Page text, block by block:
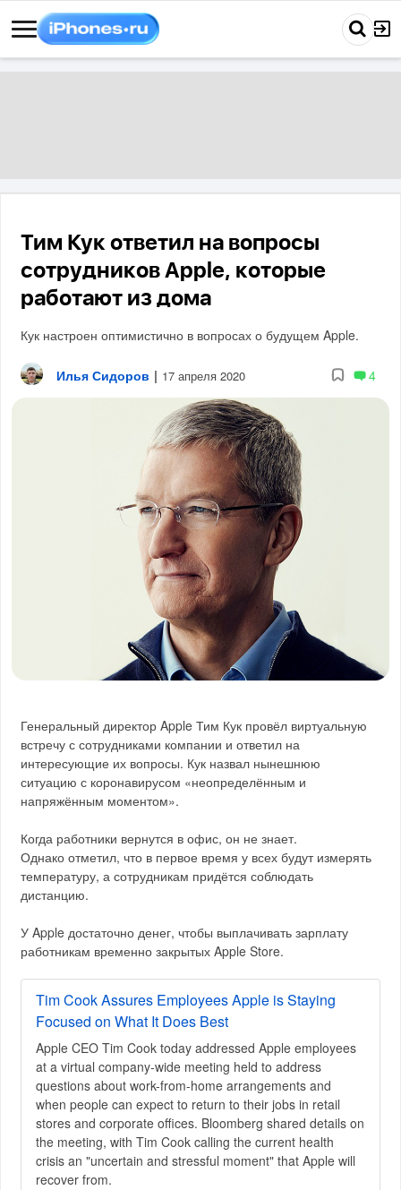
Тим Кук ответил на вопросы
сотрудников Apple, которые
работают из дома
Кук настроен оптимистично в вопросах о будущем Apple.
Илья Сидоров | 17 апреля 2020 4
Генеральный директор Apple Тим Кук провёл виртуальную
встречу с сотрудниками компании и ответил на
интересующие их вопросы. Кук назвал нынешнюю
ситуацию с коронавирусом «неопределённым и
напряжённым моментом».
Когда работники вернутся в офис, он не знает.
Однако отметил, что в первое время у всех будут измерять
температуру, а сотрудникам придётся соблюдать
дистанцию.
У Apple достаточно денег, чтобы выплачивать зарплату
работникам временно закрытых Apple Store.
Tim Cook Assures Employees Apple is Staying
Focused on What It Does Best
Apple CEO Tim Cook today addressed Apple employees
at a virtual company-wide meeting held to address
questions about work-from-home arrangements and
when people can expect to return to their jobs in retail
stores and corporate offices. Bloomberg shared details on
the meeting, with Tim Cook calling the current health
crisis an "uncertain and stressful moment" that Apple will
recover from.